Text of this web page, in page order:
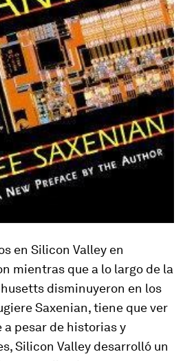
en Silicon Valley en
mientras que a lo largo de la
disminuyeron en los
Saxenian, tiene que ver
a pesar de historias y
Silicon Valley desarrolló un